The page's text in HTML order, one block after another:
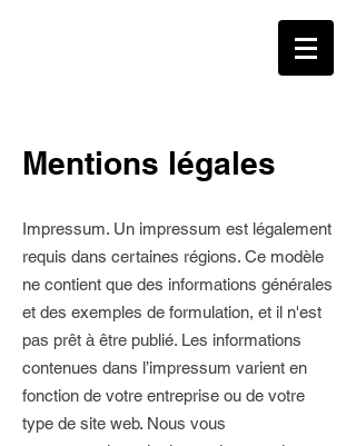
Mentions légales
Impressum. Un impressum est légalement
requis dans certaines régions. Ce modèle
ne contient que des informations générales
et des exemples de formulation, et il n'est
pas prêt à être publié. Les informations
contenues dans l’impressum varient en
fonction de votre entreprise ou de votre
type de site web. Nous vous